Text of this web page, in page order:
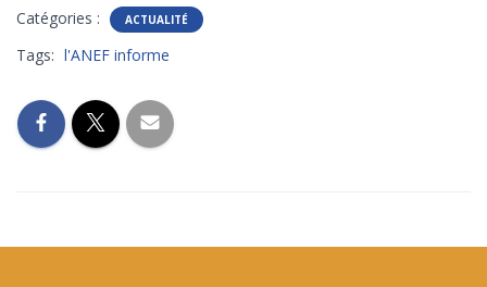
Catégories : ACTUALITÉ
Tags: l'ANEF informe